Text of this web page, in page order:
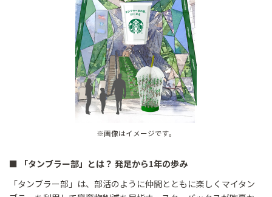
※画像はイメージです。
■ 「タンブラー部」とは？ 発足から1年の歩み
「タンブラー部」は、部活のように仲間とともに楽しくマイタン